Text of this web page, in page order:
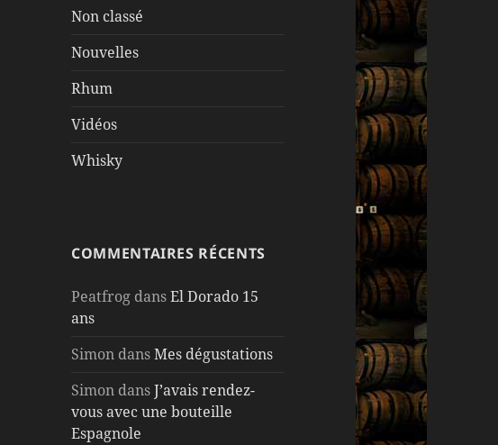
Non classé
Nouvelles
Rhum
Vidéos
Whisky
COMMENTAIRES RÉCENTS
Peatfrog dansEl Dorado 15
ans
Simon dansMes dégustations
Simon dansJ’avais rendez-
vous avec une bouteille
Espagnole